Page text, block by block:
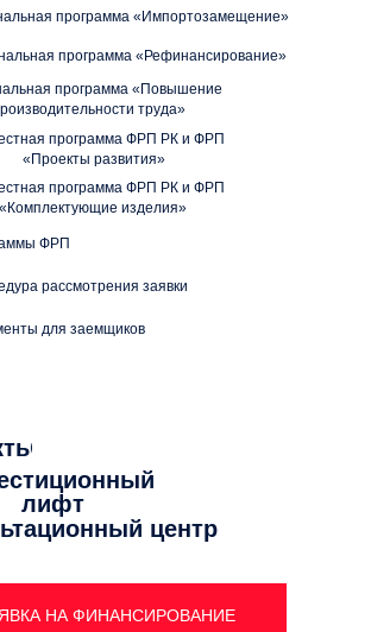
рассмотрения заявки
для заемщиков
НА ФИНАНСИРОВАНИЕ
ФРП
лифт
программа ФРП РК и ФРП
«Проекты развития»
программа ФРП РК и ФРП
«Комплектующие изделия»
центр
программа «Импортозамещение»
программа «Повышение
труда»
программа «Рефинансирование»